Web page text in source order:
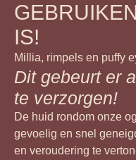
IS!
Millia, rimpels en puffy
Dit gebeurt er
te verzorgen!
De huid rondom onze
gevoelig en snel
en veroudering te